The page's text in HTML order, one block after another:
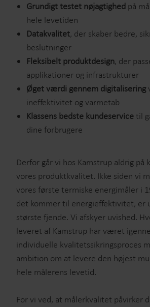
Grundigt testet nøjagtighed på
hele levetiden
Datakvalitet, der skaber bedre,
beslutninger
Fleksibelt produktdesign, der
applikationer og infrastrukturer
Øget værdi gennem digitalisering
ineffektivitet og varmetab
Klassens bedste kundeservicetil
dine forbrugere
Derfor går vi hos Kamstrup aldrig på
vores produktkvalitet. Ikke siden vi
vores første termiske energimåler i
det kommer til energieffektivitet, er
største fjende. Vi afskyer uvished.
leveret af Kamstrup har været
individuelle kvalitetssikringsproces
ambition om at levere den højest
hele målerens levetid.
For vi ved, at målerkvalitet påvirker